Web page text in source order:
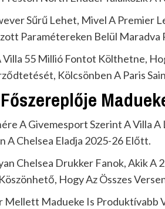
Sűrű Lehet, Mivel A Premier
Paramétereken Belül Maradva
Villa 55 Millió Fontot Költhetne,
Kölcsönben A Paris
A Givemesport Szerint A Villa
A Chelsea Eladja 2025-26 Előtt.
Chelsea Drukker Fanok, Akik A
Hogy Az Összes
Mellett Madueke Is Produktívabb